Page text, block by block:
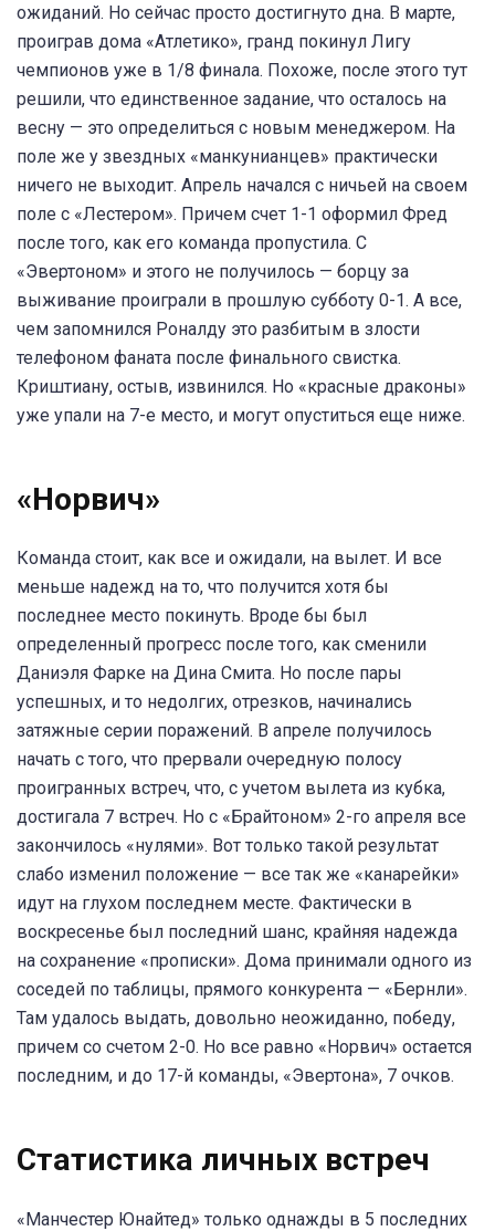
ожиданий. Но сейчас просто достигнуто дна. В марте,
проиграв дома «Атлетико», гранд покинул Лигу
чемпионов уже в 1/8 финала. Похоже, после этого тут
решили, что единственное задание, что осталось на
весну — это определиться с новым менеджером. На
поле же у звездных «манкунианцев» практически
ничего не выходит. Апрель начался с ничьей на своем
поле с «Лестером». Причем счет 1-1 оформил Фред
после того, как его команда пропустила. С
«Эвертоном» и этого не получилось — борцу за
выживание проиграли в прошлую субботу 0-1. А все,
чем запомнился Роналду это разбитым в злости
телефоном фаната после финального свистка.
Криштиану, остыв, извинился. Но «красные драконы»
уже упали на 7-е место, и могут опуститься еще ниже.
«Норвич»
Команда стоит, как все и ожидали, на вылет. И все
меньше надежд на то, что получится хотя бы
последнее место покинуть. Вроде бы был
определенный прогресс после того, как сменили
Даниэля Фарке на Дина Смита. Но после пары
успешных, и то недолгих, отрезков, начинались
затяжные серии поражений. В апреле получилось
начать с того, что прервали очередную полосу
проигранных встреч, что, с учетом вылета из кубка,
достигала 7 встреч. Но с «Брайтоном» 2-го апреля все
закончилось «нулями». Вот только такой результат
слабо изменил положение — все так же «канарейки»
идут на глухом последнем месте. Фактически в
воскресенье был последний шанс, крайняя надежда
на сохранение «прописки». Дома принимали одного из
соседей по таблицы, прямого конкурента — «Бернли».
Там удалось выдать, довольно неожиданно, победу,
причем со счетом 2-0. Но все равно «Норвич» остается
последним, и до 17-й команды, «Эвертона», 7 очков.
Статистика личных встреч
«Манчестер Юнайтед» только однажды в 5 последних